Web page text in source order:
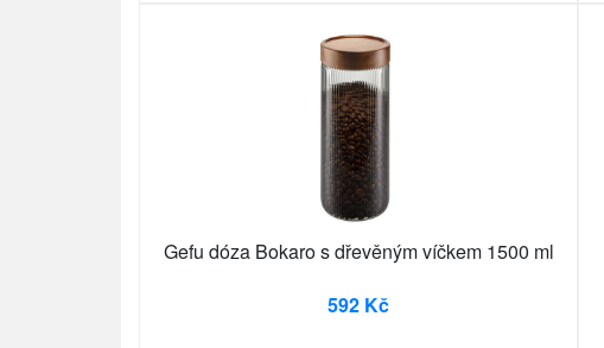
Gefu dóza Bokaro s dřevěným víčkem 1500 ml
592 Kč